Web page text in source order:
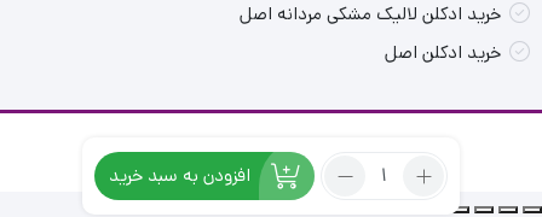
خرید ادکلن لالیک مشکی مردانه اصل
خرید ادکلن اصل
تمامی حقوق برای سایت ما محفوظ است.
تعداد:
افزودن به سبد خرید